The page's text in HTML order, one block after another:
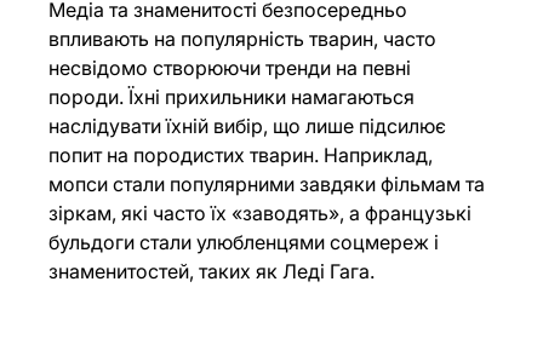
Медіа та знаменитості безпосередньо
впливають на популярність тварин, часто
несвідомо створюючи тренди на певні
породи. Їхні прихильники намагаються
наслідувати їхній вибір, що лише підсилює
попит на породистих тварин. Наприклад,
мопси стали популярними завдяки фільмам та
зіркам, які часто їх «заводять», а французькі
бульдоги стали улюбленцями соцмереж і
знаменитостей, таких як Леді Гага.